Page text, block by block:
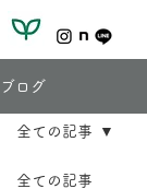
ブログ
全ての記事
全ての記事